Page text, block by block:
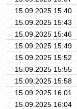
15.09.2025 15:40
15.09.2025 15:43
15.09.2025 15:46
15.09.2025 15:49
15.09.2025 15:52
15.09.2025 15:55
15.09.2025 15:58
15.09.2025 16:01
15.09.2025 16:04